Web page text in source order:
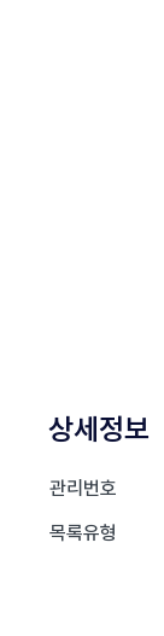
상세정보
관리번호
목록유형